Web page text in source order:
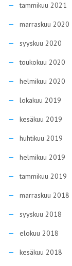
tammikuu 2021
marraskuu 2020
syyskuu 2020
toukokuu 2020
helmikuu 2020
lokakuu 2019
kesäkuu 2019
huhtikuu 2019
helmikuu 2019
tammikuu 2019
marraskuu 2018
syyskuu 2018
elokuu 2018
kesäkuu 2018